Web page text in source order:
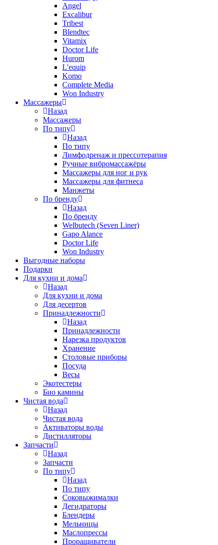
Angel
Excalibur
Tribest
Blendtec
Vitamix
Doctor Life
Hurom
L'equip
Komo
Complete Media
Won Industry
Массажеры
Назад
Массажеры
По типу
Назад
По типу
Лимфодренаж и прессотерапия
Ручные вибромассажёры
Массажеры для ног и рук
Массажеры для фитнеса
Манжеты
По бренду
Назад
По бренду
Welbutech (Seven Liner)
Gapo Alance
Doctor Life
Won Industry
Выгодные наборы
Подарки
Для кухни и дома
Назад
Для кухни и дома
Для десертов
Принадлежности
Назад
Принадлежности
Нарезка продуктов
Хранение
Столовые приборы
Посуда
Весы
Экотестеры
Био камины
Чистая вода
Назад
Чистая вода
Активаторы воды
Дистилляторы
Запчасти
Назад
Запчасти
По типу
Назад
По типу
Соковыжималки
Дегидраторы
Блендеры
Мельницы
Маслопрессы
Проращиватели